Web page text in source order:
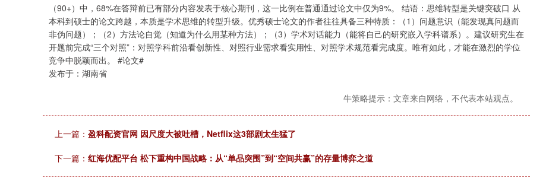
（90+）中，68%在答辩前已有部分内容发表于核心期刊，这一比例在普通通过论文中仅为9%。 结语：思维转型是关键突破口 从
本科到硕士的论文跨越，本质是学术思维的转型升级。优秀硕士论文的作者往往具备三种特质：（1）问题意识（能发现真问题而
非伪问题）；（2）方法论自觉（知道为什么用某种方法）；（3）学术对话能力（能将自己的研究嵌入学科谱系）。建议研究生在
开题前完成“三个对照”：对照学科前沿看创新性、对照行业需求看实用性、对照学术规范看完成度。唯有如此，才能在激烈的学位
竞争中脱颖而出。 #论文#
发布于：湖南省
牛策略提示：文章来自网络，不代表本站观点。
上一篇： 盈科配资官网 因尺度大被吐槽，Netflix这3部剧太生猛了
下一篇： 红海优配平台 松下重构中国战略：从“单品突围”到“空间共赢”的存量博弈之道